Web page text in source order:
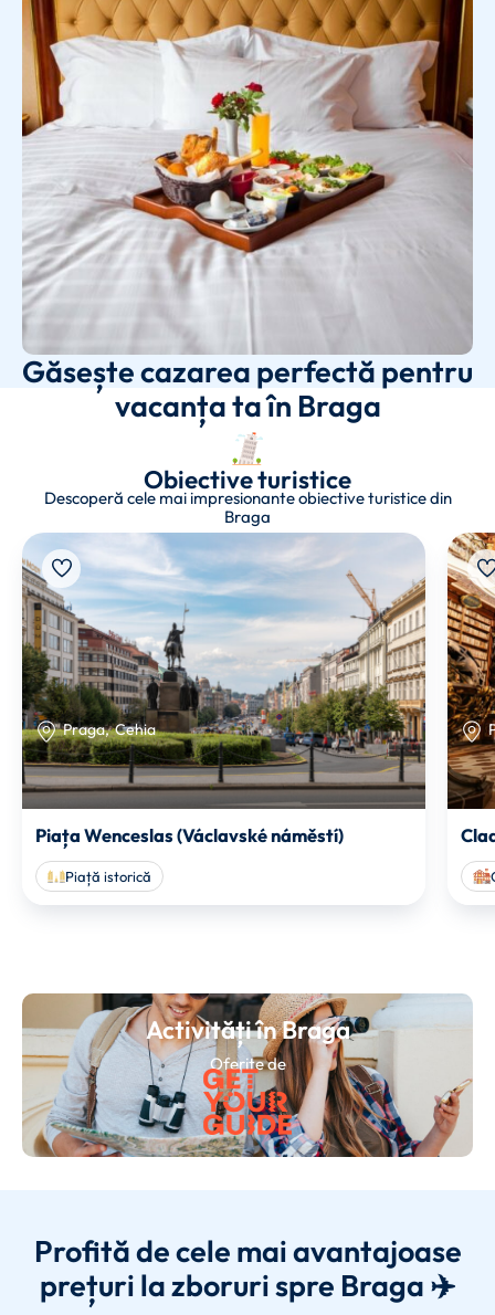
Găsește cazarea perfectă pentru
vacanța ta în Braga
Obiective turistice
Descoperă cele mai impresionante obiective turistice din
Braga
Praga, Cehia
Piața Wenceslas (Václavské náměstí)
Piață istorică
Activități în Braga
Oferite de
Profită de cele mai avantajoase
prețuri la zboruri spre Braga ✈️